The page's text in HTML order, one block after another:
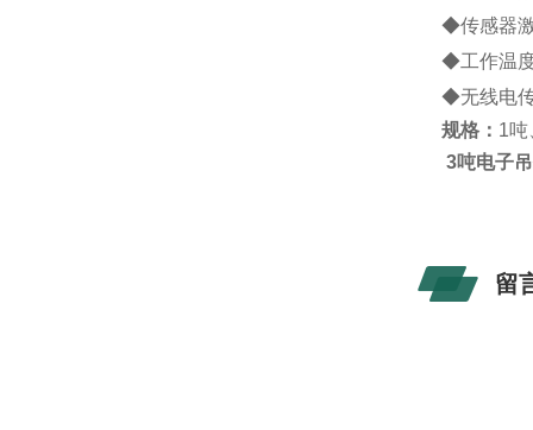
◆传感器
◆工作温
◆无线电
规格： 1吨
3吨电子
留